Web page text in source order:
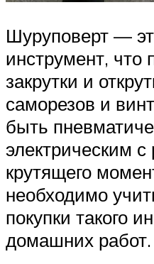
Шуруповерт —
инструмент, что
закрутки и
саморезов и
быть
электрическим
крутящего
необходимо
покупки такого
домашних работ.